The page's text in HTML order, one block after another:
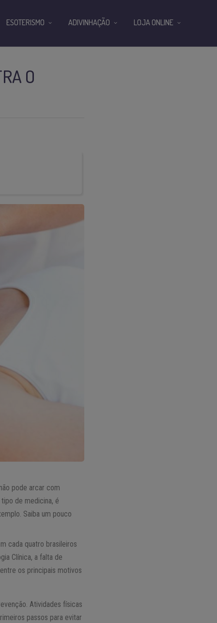
O
pode arcar com
de medicina, é
Saiba um pouco
cada quatro brasileiros
Clínica, a falta de
os principais motivos
Atividades físicas
passos para evitar
ESOTERISMO ADIVINHAÇÃO LOJA ONLINE